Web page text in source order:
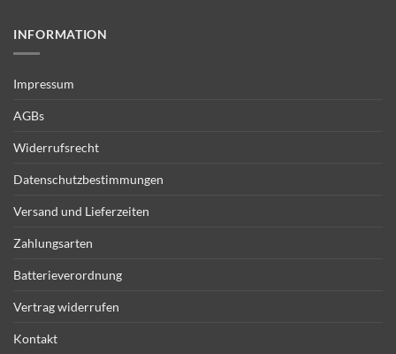
INFORMATION
Impressum
AGBs
Widerrufsrecht
Datenschutzbestimmungen
Versand und Lieferzeiten
Zahlungsarten
Batterieverordnung
Vertrag widerrufen
Kontakt